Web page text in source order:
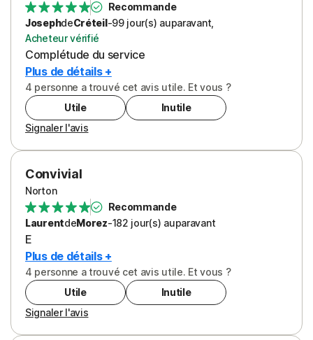
Recommande
JosephdeCréteil-99 jour(s) auparavant
Acheteur vérifié
Complétude du service
Plus de détails +
4 personne a trouvé cet avis utile. Et vous ?
Utile
Inutile
Signaler l'avis
Convivial
Norton
Recommande
LaurentdeMorez-182 jour(s) auparavant
E
Plus de détails +
4 personne a trouvé cet avis utile. Et vous ?
Utile
Inutile
Signaler l'avis